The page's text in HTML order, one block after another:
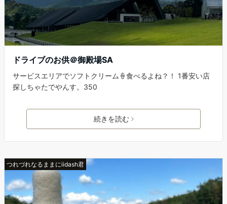
ドライブのお供＠御殿場SA
サービスエリアでソフトクリーム🍦食べるよね？！ 1番安い店
探しちゃたでやんす。350
続きを読む
つれづれなるままにiidash君